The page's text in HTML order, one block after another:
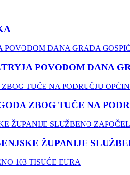
POVODOM DANA
ZBOG TUČE NA
ŽUPANIJE